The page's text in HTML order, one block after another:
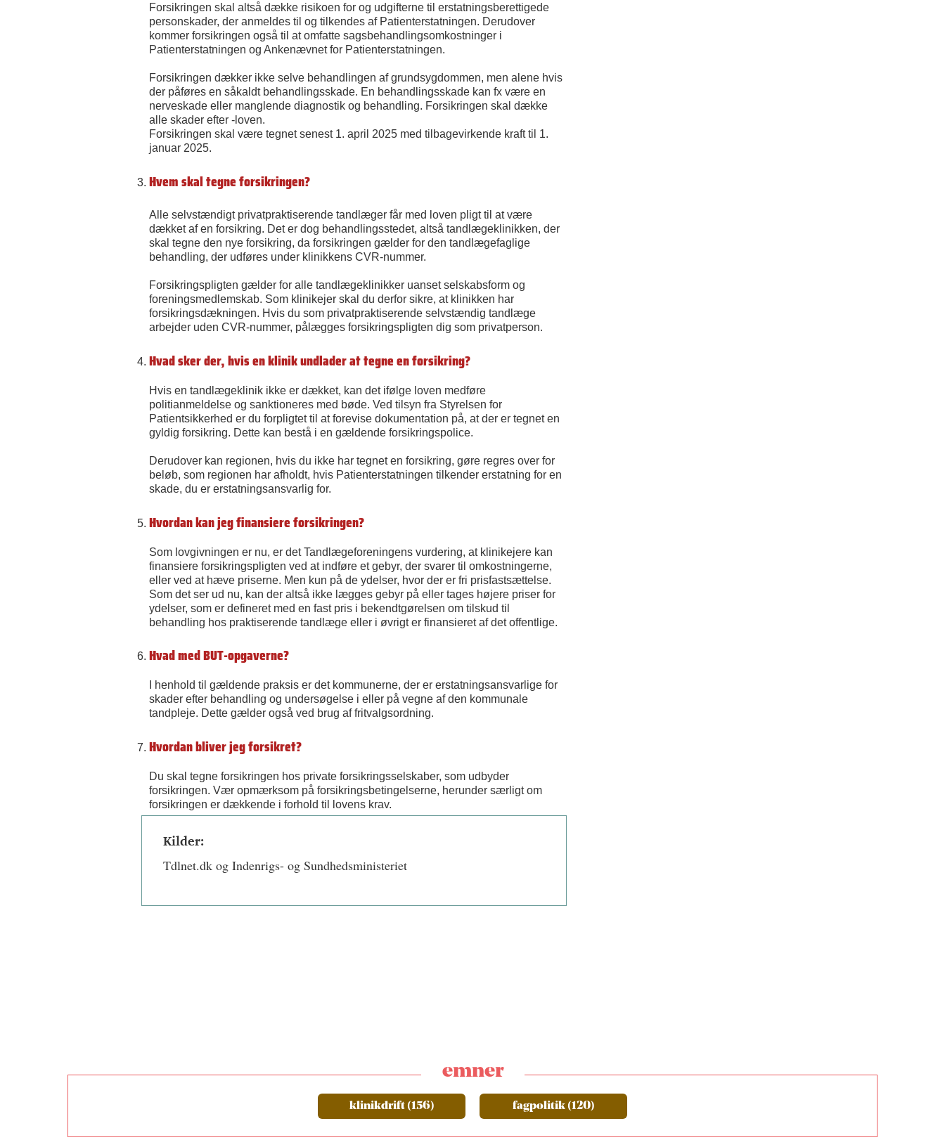
Forsikringen skal altså dække risikoen for og udgifterne til erstatningsberettigede
personskader, der anmeldes til og tilkendes af Patienterstatningen. Derudover
kommer forsikringen også til at omfatte sagsbehandlingsomkostninger i
Patienterstatningen og Ankenævnet for Patienterstatningen.
Forsikringen dækker ikke selve behandlingen af grundsygdommen, men alene hvis
der påføres en såkaldt behandlingsskade. En behandlingsskade kan fx være en
nerveskade eller manglende diagnostik og behandling. Forsikringen skal dække
alle skader efter -loven.
Forsikringen skal være tegnet senest 1. april 2025 med tilbagevirkende kraft til 1.
januar 2025.
Hvem skal tegne forsikringen?
Alle selvstændigt privatpraktiserende tandlæger får med loven pligt til at være
dækket af en forsikring. Det er dog behandlingsstedet, altså tandlægeklinikken, der
skal tegne den nye forsikring, da forsikringen gælder for den tandlægefaglige
behandling, der udføres under klinikkens CVR-nummer.
Forsikringspligten gælder for alle tandlægeklinikker uanset selskabsform og
foreningsmedlemskab. Som klinikejer skal du derfor sikre, at klinikken har
forsikringsdækningen. Hvis du som privatpraktiserende selvstændig tandlæge
arbejder uden CVR-nummer, pålægges forsikringspligten dig som privatperson.
Hvad sker der, hvis en klinik undlader at tegne en forsikring?
Hvis en tandlægeklinik ikke er dækket, kan det ifølge loven medføre
politianmeldelse og sanktioneres med bøde. Ved tilsyn fra Styrelsen for
Patientsikkerhed er du forpligtet til at forevise dokumentation på, at der er tegnet en
gyldig forsikring. Dette kan bestå i en gældende forsikringspolice.
Derudover kan regionen, hvis du ikke har tegnet en forsikring, gøre regres over for
beløb, som regionen har afholdt, hvis Patienterstatningen tilkender erstatning for en
skade, du er erstatningsansvarlig for.
Hvordan kan jeg finansiere forsikringen?
Som lovgivningen er nu, er det Tandlægeforeningens vurdering, at klinikejere kan
finansiere forsikringspligten ved at indføre et gebyr, der svarer til omkostningerne,
eller ved at hæve priserne. Men kun på de ydelser, hvor der er fri prisfastsættelse.
Som det ser ud nu, kan der altså ikke lægges gebyr på eller tages højere priser for
ydelser, som er defineret med en fast pris i bekendtgørelsen om tilskud til
behandling hos praktiserende tandlæge eller i øvrigt er finansieret af det offentlige.
Hvad med BUT-opgaverne?
I henhold til gældende praksis er det kommunerne, der er erstatningsansvarlige for
skader efter behandling og undersøgelse i eller på vegne af den kommunale
tandpleje. Dette gælder også ved brug af fritvalgsordning.
Hvordan bliver jeg forsikret?
Du skal tegne forsikringen hos private forsikringsselskaber, som udbyder
forsikringen. Vær opmærksom på forsikringsbetingelserne, herunder særligt om
forsikringen er dækkende i forhold til lovens krav.
Kilder:
Tdlnet.dk og Indenrigs- og ­Sundhedsministeriet
emner
klinikdrift (156) fagpolitik (120)